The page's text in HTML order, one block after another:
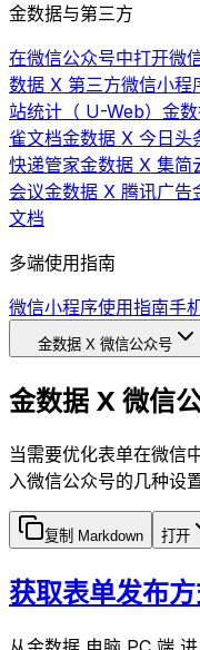
金数据与第三方
在微信公众号中打开微
数据 X 第三方微信小程
站统计（ U-Web） 金
雀文档金数据 X 今日头
快递管家金数据 X 集简
会议金数据 X 腾讯广告
文档
多端使用指南
微信小程序使用指南手
金数据 X 微信公众号
金数据 X 微信
当需要优化表单在微信
入微信公众号的几种设
复制 Markdown 打开
获取表单发布